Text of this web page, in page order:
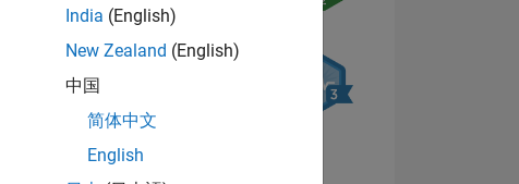
India (English)
New Zealand (English)
中国
简体中文
English